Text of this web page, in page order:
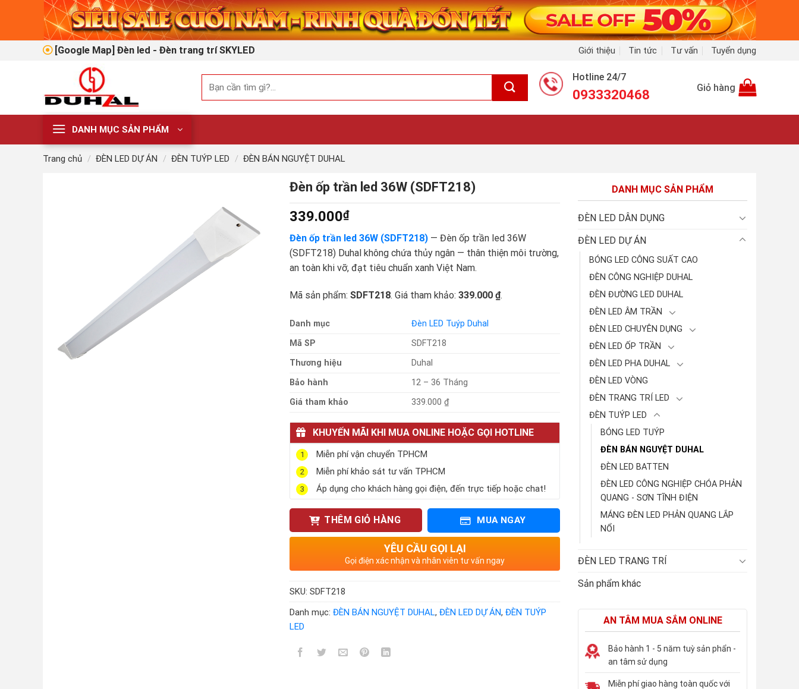
[Google Map] Đèn led - Đèn trang trí SKYLED
Giới thiệu Tin tức Tư vấn Tuyển dụng
kiếm:
Hotline 24/7
0933320468 Giỏ hàng
DANH MỤC SẢN PHẨM
Trang chủ / ĐÈN LED DỰ ÁN / ĐÈN TUÝP LED / ĐÈN BÁN NGUYỆT DUHAL
Đèn ốp trần led 36W (SDFT218)
339.000₫
Đèn ốp trần led 36W (SDFT218) — Đèn ốp trần led 36W
(SDFT218) Duhal không chứa thủy ngân — thân thiện môi trường,
an toàn khi vỡ, đạt tiêu chuẩn xanh Việt Nam.
Mã sản phẩm: SDFT218. Giá tham khảo: 339.000 ₫.
Danh mục
Đèn LED Tuýp Duhal
Mã SP
SDFT218
Thương hiệu
Duhal
Bảo hành
12 – 36 Tháng
Giá tham khảo
339.000 ₫
KHUYẾN MÃI KHI MUA ONLINE HOẶC GỌI HOTLINE
1 Miễn phí vận chuyển TPHCM
2 Miễn phí khảo sát tư vấn TPHCM
3 Áp dụng cho khách hàng gọi điện, đến trực tiếp hoặc chat!
THÊM GIỎ HÀNG MUA NGAY
YÊU CẦU GỌI LẠI
Gọi điện xác nhận và nhân viên tư vấn ngay
SKU: SDFT218
Danh mục: ĐÈN BÁN NGUYỆT DUHAL, ĐÈN LED DỰ ÁN, ĐÈN TUÝP
LED
DANH MỤC SẢN PHẨM
ĐÈN LED DÂN DỤNG
ĐÈN LED DỰ ÁN
BÓNG LED CÔNG SUẤT CAO
ĐÈN CÔNG NGHIỆP DUHAL
ĐÈN ĐƯỜNG LED DUHAL
ĐÈN LED ÂM TRẦN
ĐÈN LED CHUYÊN DỤNG
ĐÈN LED ỐP TRẦN
ĐÈN LED PHA DUHAL
ĐÈN LED VÒNG
ĐÈN TRANG TRÍ LED
ĐÈN TUÝP LED
BÓNG LED TUÝP
ĐÈN BÁN NGUYỆT DUHAL
ĐÈN LED BATTEN
ĐÈN LED CÔNG NGHIỆP CHÓA PHẢN
QUANG - SƠN TĨNH ĐIỆN
MÁNG ĐÈN LED PHẢN QUANG LẮP
NỔI
ĐÈN LED TRANG TRÍ
Sản phẩm khác
AN TÂM MUA SẮM ONLINE
Bảo hành 1 - 5 năm tuỳ sản phẩn -
an tâm sử dụng
Miễn phí giao hàng toàn quốc với